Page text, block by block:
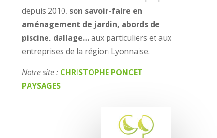
depuis 2010, son savoir-faire en
aménagement de jardin, abords de
piscine, dallage…aux particuliers et aux
entreprises de la région Lyonnaise.
Notre site : CHRISTOPHE PONCET
PAYSAGES